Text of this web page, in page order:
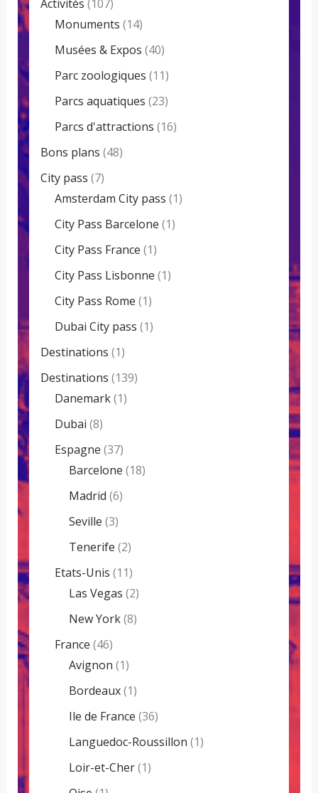
Activités (107)
Monuments (14)
Musées & Expos (40)
Parc zoologiques (11)
Parcs aquatiques (23)
Parcs d'attractions (16)
Bons plans (48)
City pass (7)
Amsterdam City pass (1)
City Pass Barcelone (1)
City Pass France (1)
City Pass Lisbonne (1)
City Pass Rome (1)
Dubai City pass (1)
Destinations (1)
Destinations (139)
Danemark(1)
Dubai (8)
Espagne (37)
Barcelone (18)
Madrid (6)
Seville (3)
Tenerife (2)
Etats-Unis (11)
Las Vegas (2)
New York(8)
France (46)
Avignon (1)
Bordeaux(1)
Ile de France (36)
Languedoc-Roussillon (1)
Loir-et-Cher(1)